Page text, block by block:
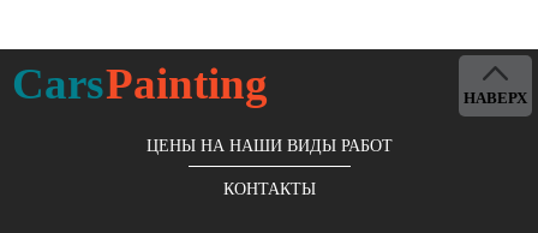
CarsPainting
ЦЕНЫ НА НАШИ ВИДЫ РАБОТ
КОНТАКТЫ
НАВЕРХ